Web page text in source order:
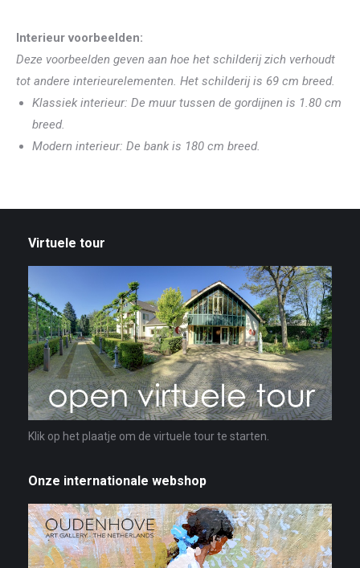
Interieur voorbeelden:
Deze voorbeelden geven aan hoe het schilderij zich verhoudt
tot andere interieurelementen. Het schilderij is 69 cm breed.
Klassiek interieur: De muur tussen de gordijnen is 1.80 cm
breed.
Modern interieur: De bank is 180 cm breed.
Virtuele tour
Klik op het plaatje om de virtuele tour te starten.
Onze internationale webshop